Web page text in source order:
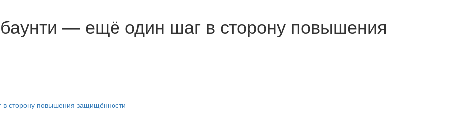
— ещё один шаг в сторону повышения
сторону повышения защищённости